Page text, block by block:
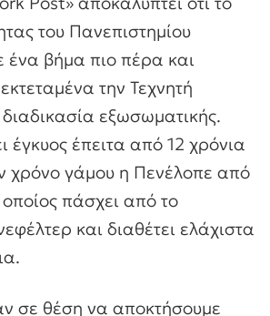
του Πανεπιστημίου
ένα βήμα πιο πέρα και
την Τεχνητή
εξωσωματικής.
έγκυος έπειτα από 12 χρόνια
χρόνο γάμου η Πενέλοπε από
πάσχει από το
και διαθέτει ελάχιστα
σε θέση να αποκτήσουμε